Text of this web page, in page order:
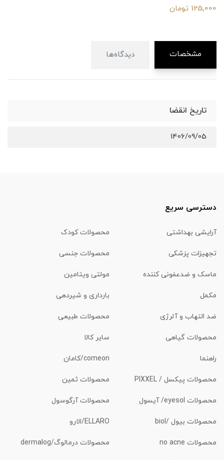
125,000 تومان
مشخصات دیدگاه‌ها
تاریخ انقضا
1406/09/05
دسترسی سریع
آرایشی بهداشتی محصولات کودک
تجهیزات پزشکی محصولات جنسی
ماسک و ضدعفونی کننده مولتی ویتامین
مکمل بارداری و شیردهی
ضد التهاب و آلرژی محصولات طبیعی
محصولات گیاهی سایر کالا
راهنما comeon/کامان
محصولات پیکسل / PIXXEL محصولات ثمین
محصولات eyesol/ آیسول محصولات آرگوسول
محصولات بیول /biol ELLARO/الارو
محصولات no acne محصولات درمالوگ/dermalog